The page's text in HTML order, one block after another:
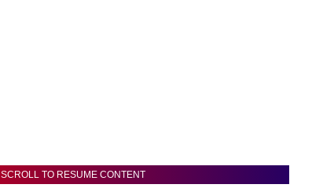
SCROLL TO RESUME CONTENT